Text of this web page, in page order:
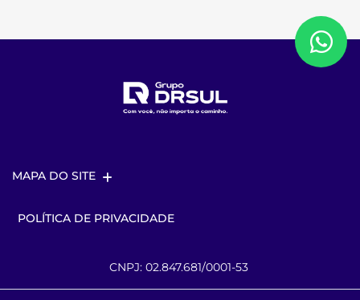
MAPA DO SITE
POLÍTICA DE PRIVACIDADE
CNPJ: 02.847.681/0001-53